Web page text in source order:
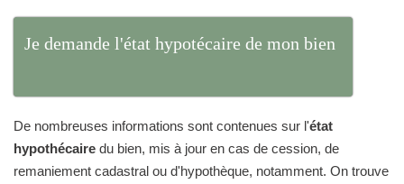
Je demande l'état hypotécaire de mon bien
De nombreuses informations sont contenues sur l'état
hypothécaire du bien, mis à jour en cas de cession, de
remaniement cadastral ou d'hypothèque, notamment. On trouve